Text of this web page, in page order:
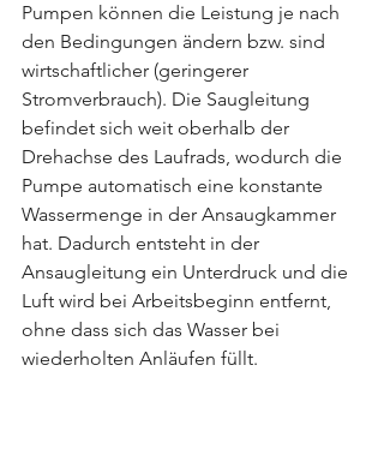
Pumpen können die Leistung je nach
den Bedingungen ändern bzw. sind
wirtschaftlicher (geringerer
Stromverbrauch). Die Saugleitung
befindet sich weit oberhalb der
Drehachse des Laufrads, wodurch die
Pumpe automatisch eine konstante
Wassermenge in der Ansaugkammer
hat. Dadurch entsteht in der
Ansaugleitung ein Unterdruck und die
Luft wird bei Arbeitsbeginn entfernt,
ohne dass sich das Wasser bei
wiederholten Anläufen füllt.